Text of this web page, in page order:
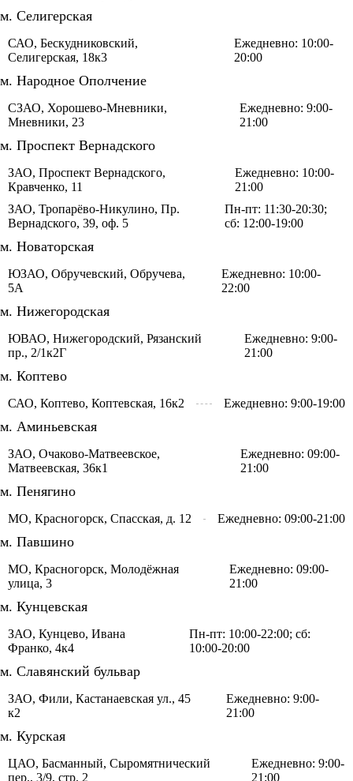
м. Селигерская
САО, Бескудниковский,
Селигерская, 18к3
Ежедневно: 10:00-
20:00
м. Народное Ополчение
СЗАО, Хорошево-Мневники,
Мневники, 23
Ежедневно: 9:00-
21:00
м. Проспект Вернадского
ЗАО, Проспект Вернадского,
Кравченко, 11
Ежедневно: 10:00-
21:00
ЗАО, Тропарёво-Никулино, Пр.
Вернадского, 39, оф. 5
Пн-пт: 11:30-20:30;
сб: 12:00-19:00
м. Новаторская
ЮЗАО, Обручевский, Обручева,
5А
Ежедневно: 10:00-
22:00
м. Нижегородская
ЮВАО, Нижегородский, Рязанский
пр., 2/1к2Г
Ежедневно: 9:00-
21:00
м. Коптево
САО, Коптево, Коптевская, 16к2 Ежедневно: 9:00-19:00
м. Аминьевская
ЗАО, Очаково-Матвеевское,
Матвеевская, 36к1
Ежедневно: 09:00-
21:00
м. Пенягино
МО, Красногорск, Спасская, д. 12 Ежедневно: 09:00-21:00
м. Павшино
МО, Красногорск, Молодёжная
улица, 3
Ежедневно: 09:00-
21:00
м. Кунцевская
ЗАО, Кунцево, Ивана
Франко, 4к4
Пн-пт: 10:00-22:00; сб:
10:00-20:00
м. Славянский бульвар
ЗАО, Фили, Кастанаевская ул., 45
к2
Ежедневно: 9:00-
21:00
м. Курская
ЦАО, Басманный, Сыромятнический
пер., 3/9, стр. 2
Ежедневно: 9:00-
21:00